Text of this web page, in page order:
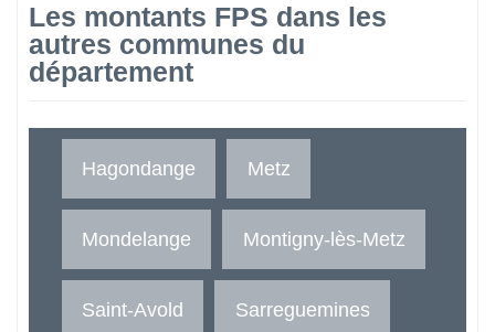
Les montants FPS dans les
autres communes du
département
Hagondange Metz
Mondelange Montigny-lès-Metz
Saint-Avold Sarreguemines